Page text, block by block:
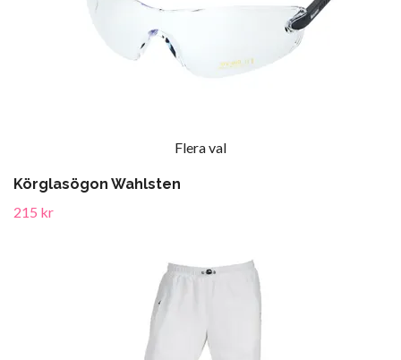
Flera val
Körglasögon Wahlsten
215 kr